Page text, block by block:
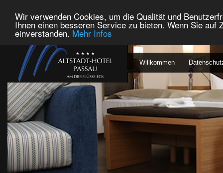
Wir verwenden Cookies, um die Qualität und
Ihnen einen besseren Service zu bieten. Wenn Sie
einverstanden. Mehr Infos
Willkommen